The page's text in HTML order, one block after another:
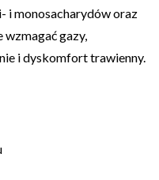
i monosacharydów oraz
gazy,
i dyskomfort trawienny.